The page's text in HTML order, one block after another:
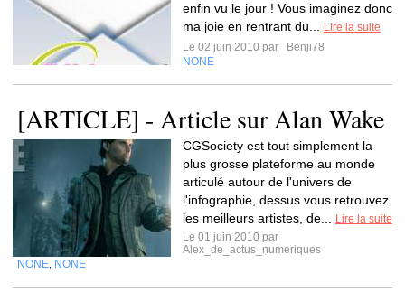
enfin vu le jour ! Vous imaginez donc
ma joie en rentrant du...
Lire la suite
Le 02 juin 2010 par
Benji78
NONE
[ARTICLE] - Article sur Alan Wake
CGSociety est tout simplement la
plus grosse plateforme au monde
articulé autour de l'univers de
l'infographie, dessus vous retrouvez
les meilleurs artistes, de...
Lire la suite
Le 01 juin 2010 par
Alex_de_actus_numeriques
NONE NONE